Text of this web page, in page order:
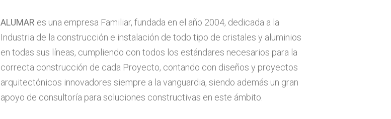
ALUMAR es una empresa Familiar, fundada en el año 2004, dedicada a la
Industria de la construcción e instalación de todo tipo de cristales y aluminios
en todas sus líneas, cumpliendo con todos los estándares necesarios para la
correcta construcción de cada Proyecto, contando con diseños y proyectos
arquitectónicos innovadores siempre a la vanguardia, siendo además un gran
apoyo de consultoría para soluciones constructivas en este ámbito.